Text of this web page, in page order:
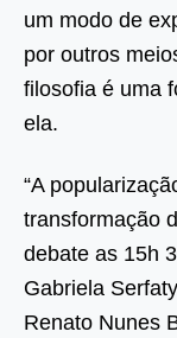
um modo de
por outros
filosofia é uma
ela.
“A
transformação
debate as 15h
Gabriela
Renato Nunes